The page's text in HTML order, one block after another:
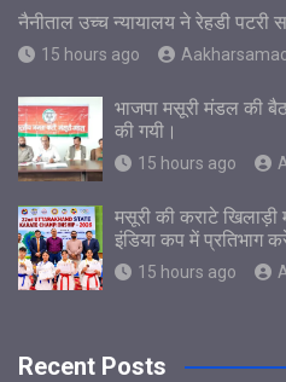
नैनीताल उच्च न्यायालय ने रेहडी पटरी
15 hours ago
भाजपा मसूरी मंडल की
की गयी।
15 hours ago
मसूरी की कराटे खिलाड़ी
इंडिया कप में प्रतिभाग
15 hours ago
Recent Posts